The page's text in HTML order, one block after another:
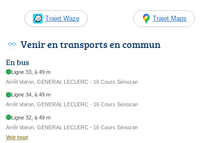
Trajet Waze Trajet Maps
Venir en transports en commun
En bus
Ligne 33, à 49 m
Arrêt Voiron, GENERAL LECLERC - 16 Cours Sénozan
Ligne 34, à 49 m
Arrêt Voiron, GENERAL LECLERC - 16 Cours Sénozan
Ligne 32, à 49 m
Arrêt Voiron, GENERAL LECLERC - 16 Cours Sénozan
Voir tout